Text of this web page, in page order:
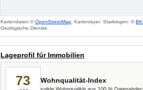
Kartendaten ©OpenStreetMap . Kartenlayer: Starkregen: ©
Geologische Dienste.
Lageprofil für Immobilien
73 Wohnqualität-Index